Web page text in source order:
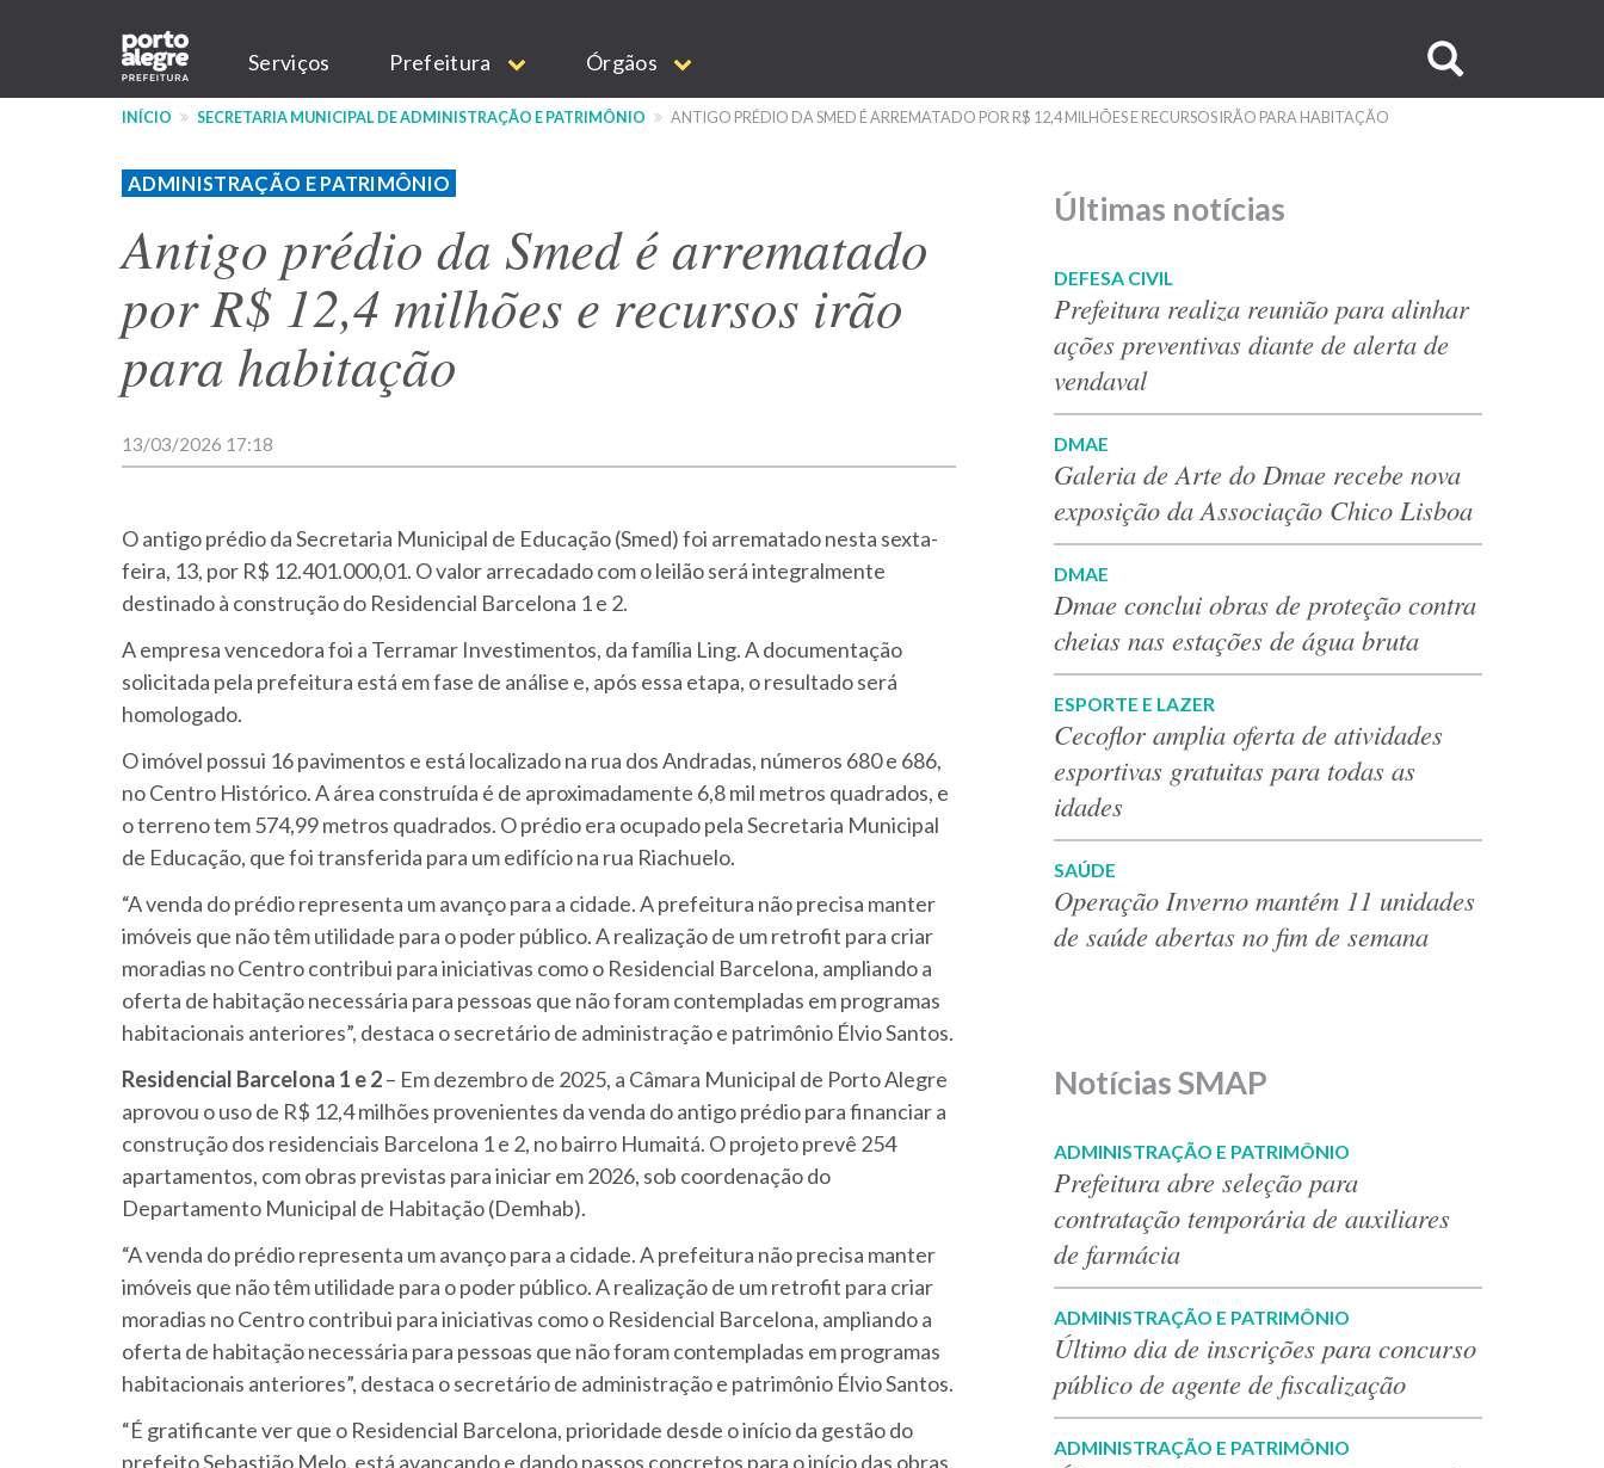
conteúdo
Main
navigation
Serviços Prefeitura Órgãos
no
INÍCIO SECRETARIA MUNICIPAL DE ADMINISTRAÇÃO E PATRIMÔNIO ANTIGO PRÉDIO DA SMED É ARREMATADO POR R$ 12,4 MILHÕES E RECURSOS IRÃO PARA HABITAÇÃO
ADMINISTRAÇÃO E PATRIMÔNIO
Antigo prédio da Smed é arrematado
por R$ 12,4 milhões e recursos irão
para habitação
13/03/2026 17:18
O antigo prédio da Secretaria Municipal de Educação (Smed) foi arrematado nesta sexta-
feira, 13, por R$ 12.401.000,01. O valor arrecadado com o leilão será integralmente
destinado à construção do Residencial Barcelona 1 e 2.
A empresa vencedora foi a Terramar Investimentos, da família Ling. A documentação
solicitada pela prefeitura está em fase de análise e, após essa etapa, o resultado será
homologado.
O imóvel possui 16 pavimentos e está localizado na rua dos Andradas, números 680 e 686,
no Centro Histórico. A área construída é de aproximadamente 6,8 mil metros quadrados, e
o terreno tem 574,99 metros quadrados. O prédio era ocupado pela Secretaria Municipal
de Educação, que foi transferida para um edifício na rua Riachuelo.
“A venda do prédio representa um avanço para a cidade. A prefeitura não precisa manter
imóveis que não têm utilidade para o poder público. A realização de um retrofit para criar
moradias no Centro contribui para iniciativas como o Residencial Barcelona, ampliando a
oferta de habitação necessária para pessoas que não foram contempladas em programas
habitacionais anteriores”, destaca o secretário de administração e patrimônio Élvio Santos.
Residencial Barcelona 1 e 2– Em dezembro de 2025, a Câmara Municipal de Porto Alegre
aprovou o uso de R$ 12,4 milhões provenientes da venda do antigo prédio para financiar a
construção dos residenciais Barcelona 1 e 2, no bairro Humaitá. O projeto prevê 254
apartamentos, com obras previstas para iniciar em 2026, sob coordenação do
Departamento Municipal de Habitação (Demhab).
“A venda do prédio representa um avanço para a cidade. A prefeitura não precisa manter
imóveis que não têm utilidade para o poder público. A realização de um retrofit para criar
moradias no Centro contribui para iniciativas como o Residencial Barcelona, ampliando a
oferta de habitação necessária para pessoas que não foram contempladas em programas
habitacionais anteriores”, destaca o secretário de administração e patrimônio Élvio Santos.
“É gratificante ver que o Residencial Barcelona, prioridade desde o início da gestão do
prefeito Sebastião Melo, está avançando e dando passos concretos para o início das obras.
Últimas notícias
DEFESA CIVIL
Prefeitura realiza reunião para alinhar
ações preventivas diante de alerta de
vendaval
DMAE
Galeria de Arte do Dmae recebe nova
exposição da Associação Chico Lisboa
DMAE
Dmae conclui obras de proteção contra
cheias nas estações de água bruta
ESPORTE E LAZER
Cecoflor amplia oferta de atividades
esportivas gratuitas para todas as
idades
SAÚDE
Operação Inverno mantém 11 unidades
de saúde abertas no fim de semana
Notícias SMAP
ADMINISTRAÇÃO E PATRIMÔNIO
Prefeitura abre seleção para
contratação temporária de auxiliares
de farmácia
ADMINISTRAÇÃO E PATRIMÔNIO
Último dia de inscrições para concurso
público de agente de fiscalização
ADMINISTRAÇÃO E PATRIMÔNIO